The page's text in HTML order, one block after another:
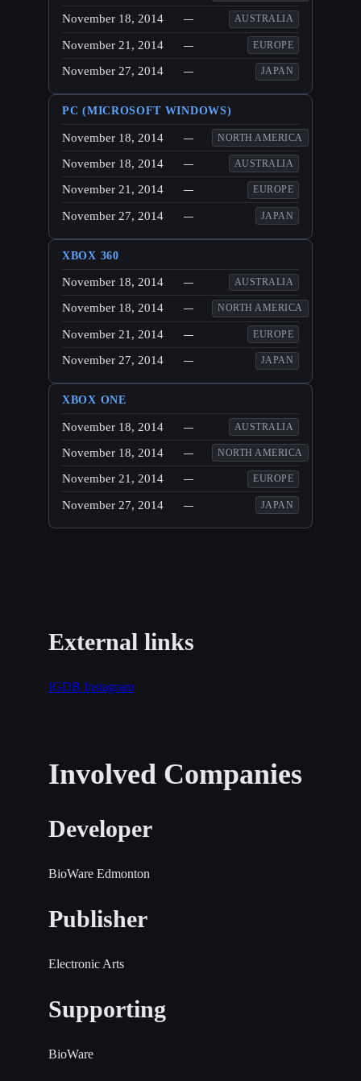
November 18, 2014 — AUSTRALIA
November 21, 2014 — EUROPE
November 27, 2014 — JAPAN
PC (MICROSOFT WINDOWS)
November 18, 2014 — NORTH AMERICA
November 18, 2014 — AUSTRALIA
November 21, 2014 — EUROPE
November 27, 2014 — JAPAN
XBOX 360
November 18, 2014 — AUSTRALIA
November 18, 2014 — NORTH AMERICA
November 21, 2014 — EUROPE
November 27, 2014 — JAPAN
XBOX ONE
November 18, 2014 — AUSTRALIA
November 18, 2014 — NORTH AMERICA
November 21, 2014 — EUROPE
November 27, 2014 — JAPAN
External links
IGDB Instagram
Involved Companies
Developer
BioWare Edmonton
Publisher
Electronic Arts
Supporting
BioWare